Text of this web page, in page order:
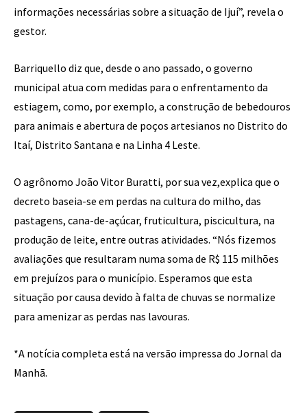
informações necessárias sobre a situação de Ijuí”, revela o
gestor.
Barriquello diz que, desde o ano passado, o governo
municipal atua com medidas para o enfrentamento da
estiagem, como, por exemplo, a construção de bebedouros
para animais e abertura de poços artesianos no Distrito do
Itaí, Distrito Santana e na Linha 4 Leste.
O agrônomo João Vitor Buratti, por sua vez,explica que o
decreto baseia-se em perdas na cultura do milho, das
pastagens, cana-de-açúcar, fruticultura, piscicultura, na
produção de leite, entre outras atividades. “Nós fizemos
avaliações que resultaram numa soma de R$ 115 milhões
em prejuízos para o município. Esperamos que esta
situação por causa devido à falta de chuvas se normalize
para amenizar as perdas nas lavouras.
*A notícia completa está na versão impressa do Jornal da
Manhã.